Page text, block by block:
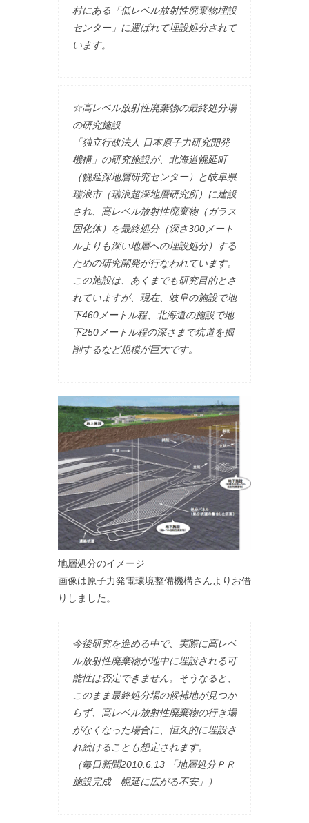
村にある「低レベル放射性廃棄物埋設
センター」に運ばれて埋設処分されて
います。
☆高レベル放射性廃棄物の最終処分場
の研究施設
「独立行政法人 日本原子力研究開発
機構」の研究施設が、北海道幌延町
（幌延深地層研究センター）と岐阜県
瑞浪市（瑞浪超深地層研究所）に建設
され、高レベル放射性廃棄物（ガラス
固化体）を最終処分（深さ300メート
ルよりも深い地層への埋設処分）する
ための研究開発が行なわれています。
この施設は、あくまでも研究目的とさ
れていますが、現在、岐阜の施設で地
下460メートル程、北海道の施設で地
下250メートル程の深さまで坑道を掘
削するなど規模が巨大です。
地層処分のイメージ
画像は原子力発電環境整備機構さんよりお借
りしました。
今後研究を進める中で、実際に高レベ
ル放射性廃棄物が地中に埋設される可
能性は否定できません。そうなると、
このまま最終処分場の候補地が見つか
らず、高レベル放射性廃棄物の行き場
がなくなった場合に、恒久的に埋設さ
れ続けることも想定されます。
（毎日新聞2010.6.13 「地層処分ＰＲ
施設完成 幌延に広がる不安」）